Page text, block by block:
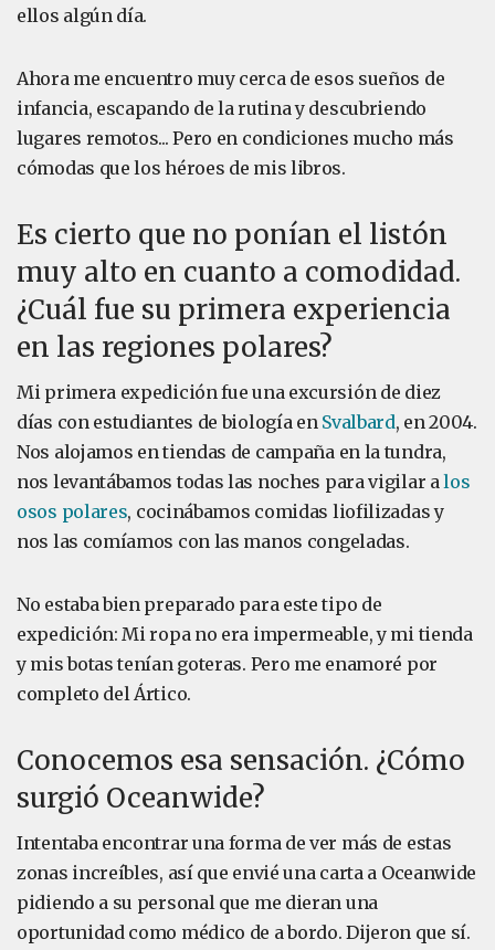
ellos algún día.
Ahora me encuentro muy cerca de esos sueños de
infancia, escapando de la rutina y descubriendo
lugares remotos... Pero en condiciones mucho más
cómodas que los héroes de mis libros.
Es cierto que no ponían el listón
muy alto en cuanto a comodidad.
¿Cuál fue su primera experiencia
en las regiones polares?
Mi primera expedición fue una excursión de diez
días con estudiantes de biología en Svalbard, en 2004.
Nos alojamos en tiendas de campaña en la tundra,
nos levantábamos todas las noches para vigilar alos
osos polares, cocinábamos comidas liofilizadas y
nos las comíamos con las manos congeladas.
No estaba bien preparado para este tipo de
expedición: Mi ropa no era impermeable, y mi tienda
y mis botas tenían goteras. Pero me enamoré por
completo del Ártico.
Conocemos esa sensación. ¿Cómo
surgió Oceanwide?
Intentaba encontrar una forma de ver más de estas
zonas increíbles, así que envié una carta a Oceanwide
pidiendo a su personal que me dieran una
oportunidad como médico de a bordo. Dijeron que sí.